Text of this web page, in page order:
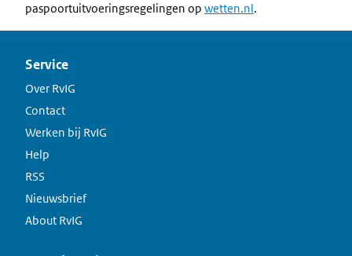
paspoortuitvoeringsregelingen op wetten.nl.
Service
Over RvIG
Contact
Werken bij RvIG
Help
RSS
Nieuwsbrief
About RvIG